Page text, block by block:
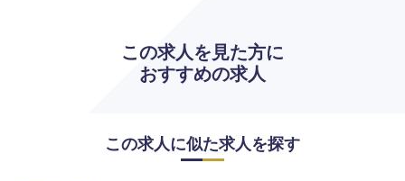
この求人を見た方に
おすすめの求人
この求人に似た求人を探す